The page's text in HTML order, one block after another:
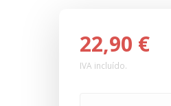
22,90 €
IVA incluído.